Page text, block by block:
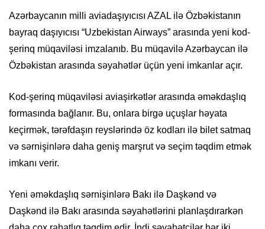
Azərbaycanın milli aviadaşıyıcısı AZAL ilə Özbəkistanın
bayraq daşıyıcısı “Uzbekistan Airways” arasında yeni kod-
şerinq müqaviləsi imzalanıb. Bu müqavilə Azərbaycan ilə
Özbəkistan arasında səyahətlər üçün yeni imkanlar açır.
Kod-şerinq müqaviləsi aviaşirkətlər arasında əməkdaşlıq
formasında bağlanır. Bu, onlara birgə uçuşlar həyata
keçirmək, tərəfdaşın reyslərində öz kodları ilə bilet satmaq
və sərnişinlərə daha geniş marşrut və seçim təqdim etmək
imkanı verir.
Yeni əməkdaşlıq sərnişinlərə Bakı ilə Daşkənd və
Daşkənd ilə Bakı arasında səyahətlərini planlaşdırarkən